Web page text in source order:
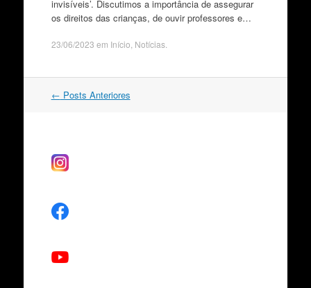
invisíveis’. Discutimos a importância de assegurar
os direitos das crianças, de ouvir professores e…
23/06/2023 em Início Notícias.
Navegação
← Posts Anteriores